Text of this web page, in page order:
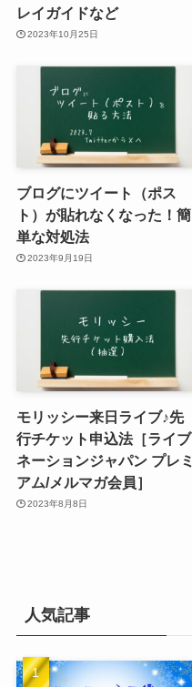
レイガイドなど
2023年10月25日
ブログにツイート（ポス
ト）が貼れなくなった！簡
単な対処法
2023年9月19日
モリッシー来日ライブ♪先
行チケット申込法［ライブ
ネーションジャパン プレミ
アム/メルマガ会員］
2023年8月8日
人気記事